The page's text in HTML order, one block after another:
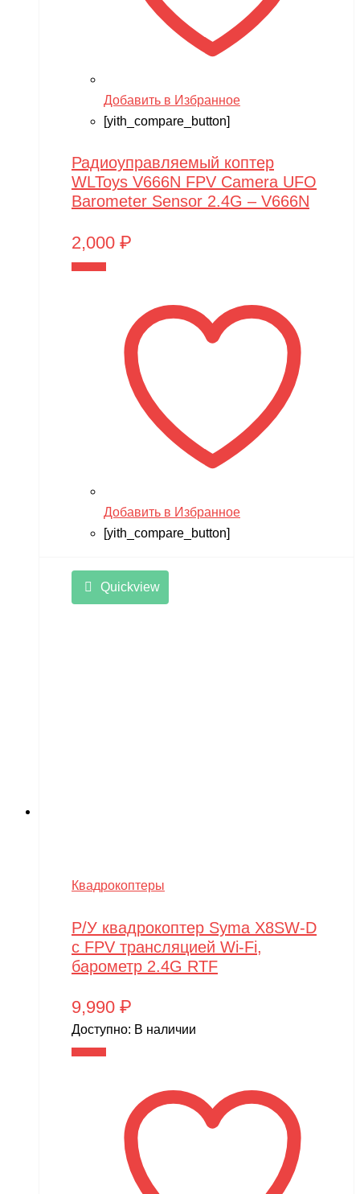
Добавить в Избранное
[yith_compare_button]
Радиоуправляемый коптер
WLToys V666N FPV Camera UFO
Barometer Sensor 2.4G – V666N
2,000 ₽
Добавить в Избранное
[yith_compare_button]
Quickview
Квадрокоптеры
Р/У квадрокоптер Syma X8SW-D
с FPV трансляцией Wi-Fi,
барометр 2.4G RTF
9,990 ₽
Доступно: В наличии